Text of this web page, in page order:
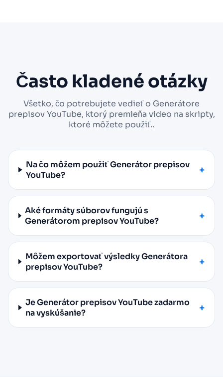
Často kladené otázky
Všetko, čo potrebujete vedieť o Generátore
prepisov YouTube, ktorý premieňa video na skripty,
ktoré môžete použiť..
Na čo môžem použiť Generátor prepisov
YouTube?
Aké formáty súborov fungujú s
Generátorom prepisov YouTube?
Môžem exportovať výsledky Generátora
prepisov YouTube?
Je Generátor prepisov YouTube zadarmo
na vyskúšanie?